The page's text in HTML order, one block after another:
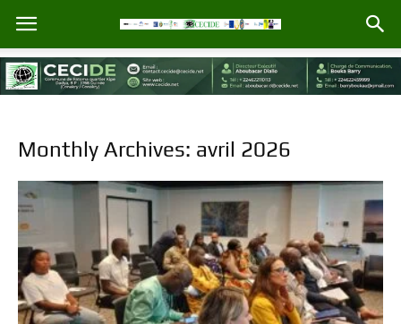
Monthly Archives: avril 2026